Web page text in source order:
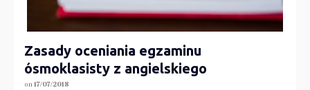
Zasady oceniania egzaminu
ósmoklasisty z angielskiego
on17/07/2018